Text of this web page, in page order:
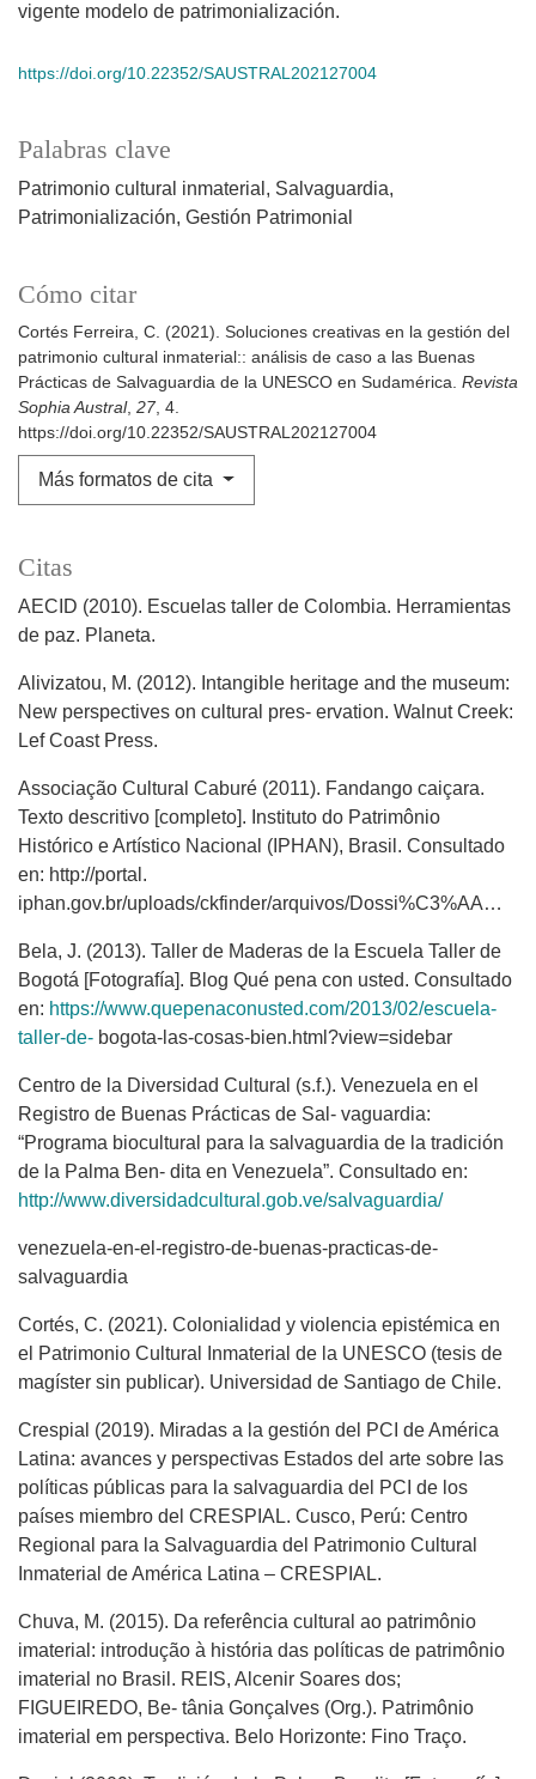
Palabras clave
Patrimonio cultural inmaterial
Salvaguardia
Patrimonialización Gestión Patrimonial
Cómo citar
Cortés Ferreira, C. (2021). Soluciones creativas en la gestión del
patrimonio cultural inmaterial:: análisis de caso a las Buenas
Prácticas de Salvaguardia de la UNESCO en Sudamérica. Revista
Sophia Austral, 27, 4.
https://doi.org/10.22352/SAUSTRAL202127004
Más formatos de cita
vigente modelo de patrimonialización.
https://doi.org/10.22352/SAUSTRAL202127004
Citas
AECID (2010). Escuelas taller de Colombia. Herramientas
de paz. Planeta.
Alivizatou, M. (2012). Intangible heritage and the museum:
New perspectives on cultural pres- ervation. Walnut Creek:
Lef Coast Press.
Associação Cultural Caburé (2011). Fandango caiçara.
Texto descritivo [completo]. Instituto do Patrimônio
Histórico e Artístico Nacional (IPHAN), Brasil. Consultado
en: http://portal.
iphan.gov.br/uploads/ckfinder/arquivos/Dossi%C3%AA%20Fandango%20Caicara.pdf
Bela, J. (2013). Taller de Maderas de la Escuela Taller de
Bogotá [Fotografía]. Blog Qué pena con usted. Consultado
en: https://www.quepenaconusted.com/2013/02/escuela-
taller-de- bogota-las-cosas-bien.html?view=sidebar
Centro de la Diversidad Cultural (s.f.). Venezuela en el
Registro de Buenas Prácticas de Sal- vaguardia:
“Programa biocultural para la salvaguardia de la tradición
de la Palma Ben- dita en Venezuela”. Consultado en:
http://www.diversidadcultural.gob.ve/salvaguardia/
venezuela-en-el-registro-de-buenas-practicas-de-
salvaguardia
Cortés, C. (2021). Colonialidad y violencia epistémica en
el Patrimonio Cultural Inmaterial de la UNESCO (tesis de
magíster sin publicar). Universidad de Santiago de Chile.
Crespial (2019). Miradas a la gestión del PCI de América
Latina: avances y perspectivas Estados del arte sobre las
políticas públicas para la salvaguardia del PCI de los
países miembro del CRESPIAL. Cusco, Perú: Centro
Regional para la Salvaguardia del Patrimonio Cultural
Inmaterial de América Latina – CRESPIAL.
Chuva, M. (2015). Da referência cultural ao patrimônio
imaterial: introdução à história das políticas de patrimônio
imaterial no Brasil. REIS, Alcenir Soares dos;
FIGUEIREDO, Be- tânia Gonçalves (Org.). Patrimônio
imaterial em perspectiva. Belo Horizonte: Fino Traço.